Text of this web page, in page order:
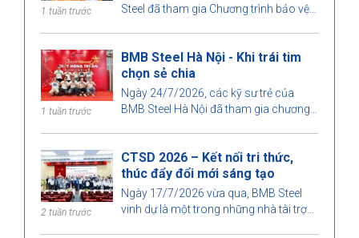
1 tuần trước
Steel đã tham gia Chương trình bảo vệ
2026 do Khoa Xây dựng, Trường Đại
học Kiến trúc TP. Hồ Chí Minh tổ chức.
Đây là hoạt động ý nghĩa nhằm tăng
cường sự gắn kết giữa nhà trường và
nâng cao chất lượng đào tạo, đáp ứng
nhu cầu phát triển của ngành xây dựng.
1 tuần trước
BMB Steel Hà Nội - Khi trái tim
chọn sẻ chia
Ngày 24/7/2026, các kỹ sư trẻ của
BMB Steel Hà Nội đã tham gia chương
tỏa tinh thần nhân ái và trách nhiệm với
cộng đồng.
2 tuần trước
CTSD 2026 – Kết nối tri thức,
thúc đẩy đổi mới sáng tạo
Ngày 17/7/2026 vừa qua, BMB Steel
vinh dự là một trong những nhà tài trợ